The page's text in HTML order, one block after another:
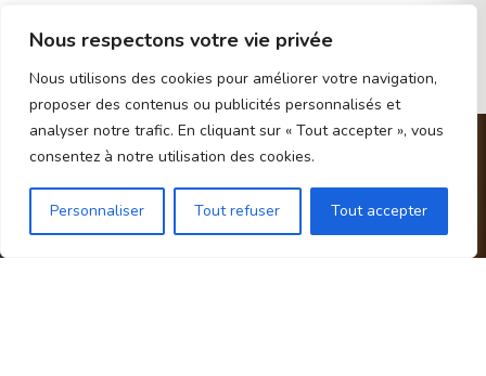
Nous respectons votre vie privée
Nous utilisons des cookies pour améliorer votre navigation,
proposer des contenus ou publicités personnalisés et
analyser notre trafic. En cliquant sur « Tout accepter », vous
consentez à notre utilisation des cookies.
Personnaliser Tout refuser Tout accepter